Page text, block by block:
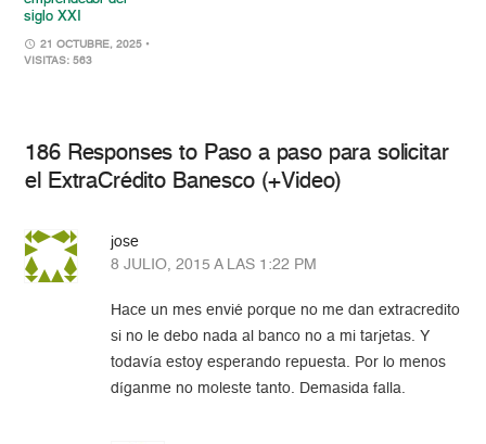
siglo XXI
21 OCTUBRE, 2025 •
VISITAS: 563
186 Responses to Paso a paso para solicitar
el ExtraCrédito Banesco (+Video)
jose
8 JULIO, 2015 A LAS 1:22 PM
Hace un mes envié porque no me dan extracredito
si no le debo nada al banco no a mi tarjetas. Y
todavía estoy esperando repuesta. Por lo menos
díganme no moleste tanto. Demasida falla.